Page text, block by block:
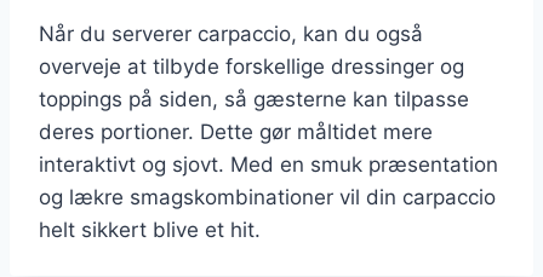
Når du serverer carpaccio, kan du også
overveje at tilbyde forskellige dressinger og
toppings på siden, så gæsterne kan tilpasse
deres portioner. Dette gør måltidet mere
interaktivt og sjovt. Med en smuk præsentation
og lækre smagskombinationer vil din carpaccio
helt sikkert blive et hit.